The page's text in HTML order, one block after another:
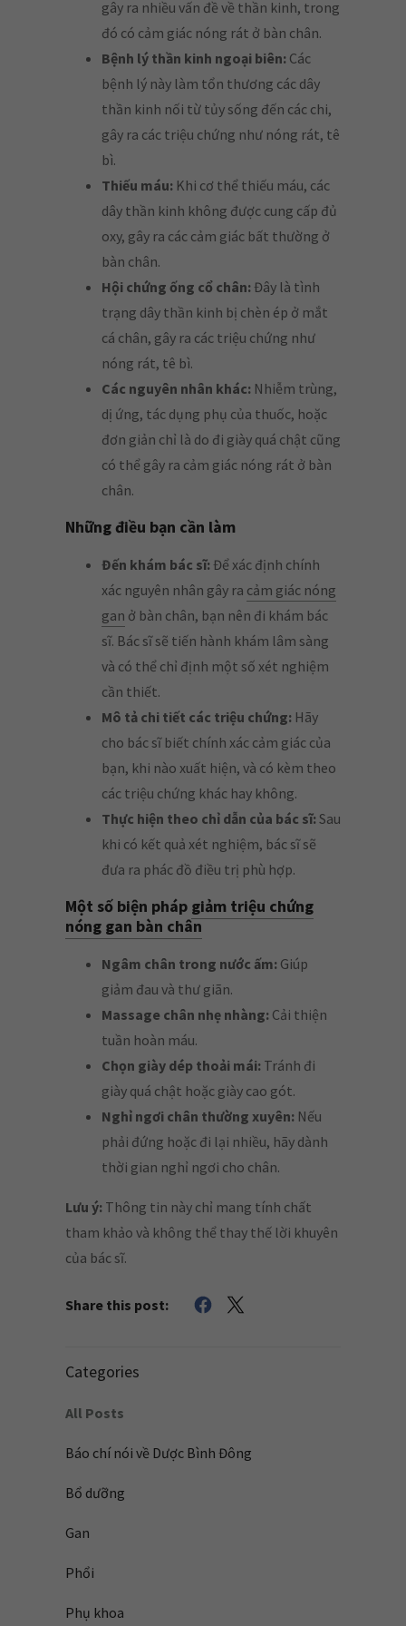
gây ra nhiều vấn đề về thần kinh, trong
đó có cảm giác nóng rát ở bàn chân.
Bệnh lý thần kinh ngoại biên: Các
bệnh lý này làm tổn thương các dây
thần kinh nối từ tủy sống đến các chi,
gây ra các triệu chứng như nóng rát, tê
bì.
Thiếu máu: Khi cơ thể thiếu máu, các
dây thần kinh không được cung cấp đủ
oxy, gây ra các cảm giác bất thường ở
bàn chân.
Hội chứng ống cổ chân: Đây là tình
trạng dây thần kinh bị chèn ép ở mắt
cá chân, gây ra các triệu chứng như
nóng rát, tê bì.
Các nguyên nhân khác: Nhiễm trùng,
dị ứng, tác dụng phụ của thuốc, hoặc
đơn giản chỉ là do đi giày quá chật cũng
có thể gây ra cảm giác nóng rát ở bàn
chân.
Những điều bạn cần làm
Đến khám bác sĩ: Để xác định chính
xác nguyên nhân gây ra cảm giác nóng
gan ở bàn chân, bạn nên đi khám bác
sĩ. Bác sĩ sẽ tiến hành khám lâm sàng
và có thể chỉ định một số xét nghiệm
cần thiết.
Mô tả chi tiết các triệu chứng: Hãy
cho bác sĩ biết chính xác cảm giác của
bạn, khi nào xuất hiện, và có kèm theo
các triệu chứng khác hay không.
Thực hiện theo chỉ dẫn của bác sĩ: Sau
khi có kết quả xét nghiệm, bác sĩ sẽ
đưa ra phác đồ điều trị phù hợp.
Một số biện pháp giảm triệu chứng
nóng gan bàn chân
Ngâm chân trong nước ấm: Giúp
giảm đau và thư giãn.
Massage chân nhẹ nhàng: Cải thiện
tuần hoàn máu.
Chọn giày dép thoải mái: Tránh đi
giày quá chật hoặc giày cao gót.
Nghỉ ngơi chân thường xuyên: Nếu
phải đứng hoặc đi lại nhiều, hãy dành
thời gian nghỉ ngơi cho chân.
Lưu ý: Thông tin này chỉ mang tính chất
tham khảo và không thể thay thế lời khuyên
của bác sĩ.
Share this post:
Categories
All Posts
Báo chí nói về Dược Bình Đông
Bổ dưỡng
Gan
Phổi
Phụ khoa